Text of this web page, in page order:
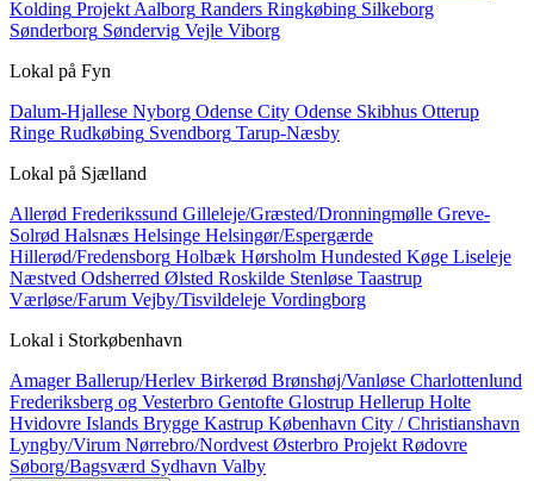
Kolding Projekt Aalborg Randers Ringkøbing Silkeborg
Sønderborg Søndervig Vejle Viborg
Lokal på Fyn
Dalum-Hjallese Nyborg Odense City Odense Skibhus Otterup
Ringe Rudkøbing Svendborg Tarup-Næsby
Lokal på Sjælland
Allerød Frederikssund Gilleleje/Græsted/Dronningmølle Greve-
Solrød Halsnæs Helsinge Helsingør/Espergærde
Hillerød/Fredensborg Holbæk Hørsholm Hundested Køge Liseleje
Næstved Odsherred Ølsted Roskilde Stenløse Taastrup
Værløse/Farum Vejby/Tisvildeleje Vordingborg
Lokal i Storkøbenhavn
AmagerBallerup/Herlev Birkerød Brønshøj/Vanløse Charlottenlund
Frederiksberg og Vesterbro Gentofte Glostrup Hellerup Holte
Hvidovre Islands Brygge Kastrup København City / Christianshavn
Lyngby/Virum Nørrebro/Nordvest Østerbro Projekt Rødovre
Søborg/Bagsværd Sydhavn Valby